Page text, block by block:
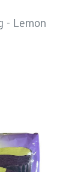
- Lemon